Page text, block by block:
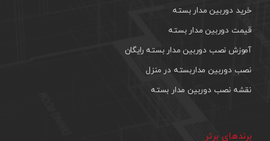
خرید دوربین مدار بسته
قیمت دوربین مدار بسته
آموزش نصب دوربین مدار بسته رایگان
نصب دوربین مداربسته در منزل
نقشه نصب دوربین مدار بسته
برندهای برتر